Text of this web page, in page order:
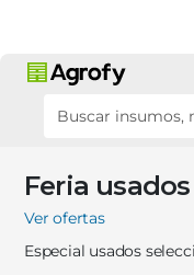
Feria
Ver ofertas
Especial usados